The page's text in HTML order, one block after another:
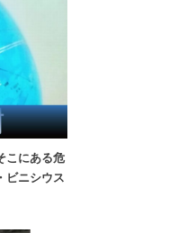
こにある危
ビニシウス